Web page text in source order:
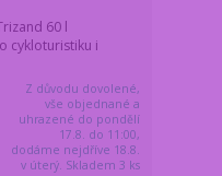
60 l
cykloturistiku i
Z důvodu dovolené,
vše objednané a
uhrazené do pondělí
17.8. do 11:00,
dodáme nejdříve 18.8.
v úterý. Skladem 3 ks